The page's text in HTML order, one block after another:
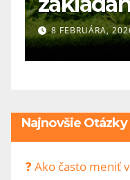
diel)-
v
8 FEBRUÁRA,
Najnovšie Otázky
❓ Ako často meniť